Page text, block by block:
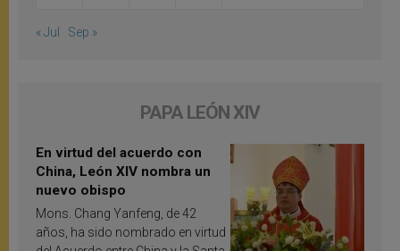
« Jul Sep »
PAPA LEÓN XIV
En virtud del acuerdo con
China, León XIV nombra un
nuevo obispo
Mons. Chang Yanfeng, de 42
años, ha sido nombrado en virtud